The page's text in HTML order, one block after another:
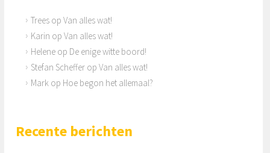
Trees opVan alles wat!
Karin opVan alles wat!
Helene op De enige witte boord!
Stefan Scheffer opVan alles wat!
Mark op Hoe begon het allemaal?
Recente berichten